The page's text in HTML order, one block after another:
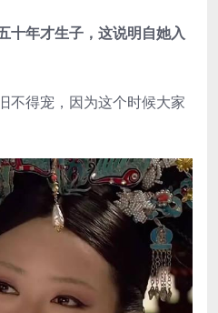
十年才生子，这说明自她入
不得宠，因为这个时候大家